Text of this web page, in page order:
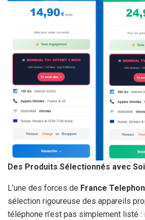
Des Produits Sélectionnés avec
L’une des forces de France
sélection rigoureuse des appareils
téléphone n’est pas simplement listé